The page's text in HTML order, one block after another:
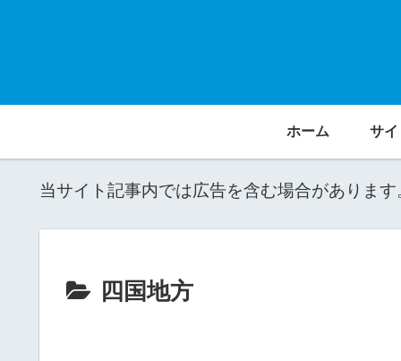
ホーム サイ
当サイト記事内では広告を含む場合があります
四国地方